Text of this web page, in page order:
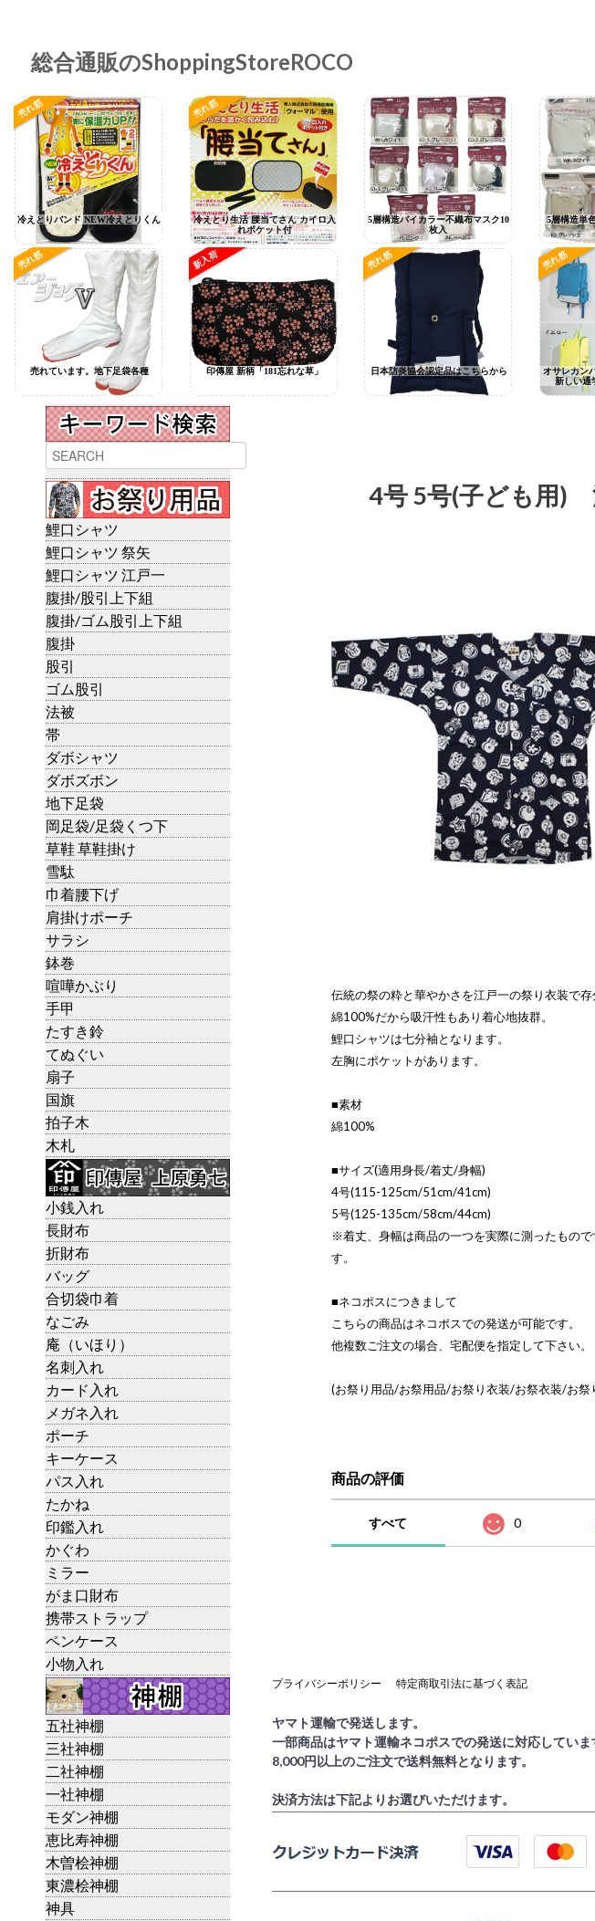
総合通販のShoppingStoreROCO
鯉口シャツ
鯉口シャツ 祭矢
鯉口シャツ 江戸一
腹掛/股引上下組
腹掛/ゴム股引上下組
腹掛
股引
ゴム股引
法被
帯
ダボシャツ
ダボズボン
地下足袋
岡足袋/足袋くつ下
草鞋 草鞋掛け
雪駄
巾着腰下げ
肩掛けポーチ
サラシ
鉢巻
喧嘩かぶり
手甲
たすき鈴
てぬぐい
扇子
国旗
拍子木
木札
小銭入れ
長財布
折財布
バッグ
合切袋巾着
なごみ
庵（いほり）
名刺入れ
カード入れ
メガネ入れ
ポーチ
キーケース
パス入れ
たかね
印鑑入れ
かぐわ
ミラー
がま口財布
携帯ストラップ
ペンケース
小物入れ
五社神棚
三社神棚
二社神棚
一社神棚
モダン神棚
恵比寿神棚
木曽桧神棚
東濃桧神棚
神具
4号 5号(子ども用)
伝統の祭の粋と華やかさを江戸一の祭り衣装で存
綿100%だから吸汗性もあり着心地抜群。
鯉口シャツは七分袖となります。
左胸にポケットがあります。
■素材
綿100%
■サイズ(適用身長/着丈/身幅)
4号(115-125cm/51cm/41cm)
5号(125-135cm/58cm/44cm)
※着丈、身幅は商品の一つを実際に測ったもの
す。
■ネコポスにつきまして
こちらの商品はネコポスでの発送が可能です。
他複数ご注文の場合、宅配便を指定して下さい。
(お祭り用品/お祭用品/お祭り衣装/お祭衣装/お
商品の評価
すべて 0
プライバシーポリシー 特定商取引法に基づく表記
ヤマト運輸で発送します。
一部商品はヤマト運輸ネコポスでの発送に対応していま
8,000円以上のご注文で送料無料となります。
決済方法は下記よりお選びいただけます。